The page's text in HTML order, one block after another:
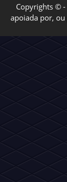
Copyrights © -
apoiada por, ou